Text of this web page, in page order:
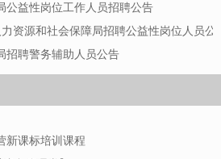
公益性岗位工作人员招聘公告
资源和社会保障局招聘公益性岗位人员公
招聘警务辅助人员公告
新课标培训课程